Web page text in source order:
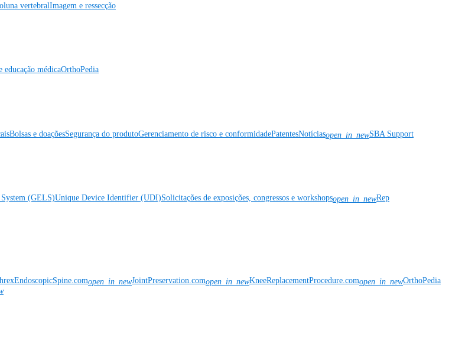
vertebralImagem e ressecção
educação médicaOrthoPedia
Bolsas e doaçõesSegurança do produtoGerenciamento de risco e conformidadePatentesNotíciasopen_in_newSBA Support
(GELS)Unique Device Identifier (UDI)Solicitações de exposições, congressos e workshopsopen_in_newRep
open_in_newJointPreservation.comopen_in_newKneeReplacementProcedure.comopen_in_newOrthoPedia